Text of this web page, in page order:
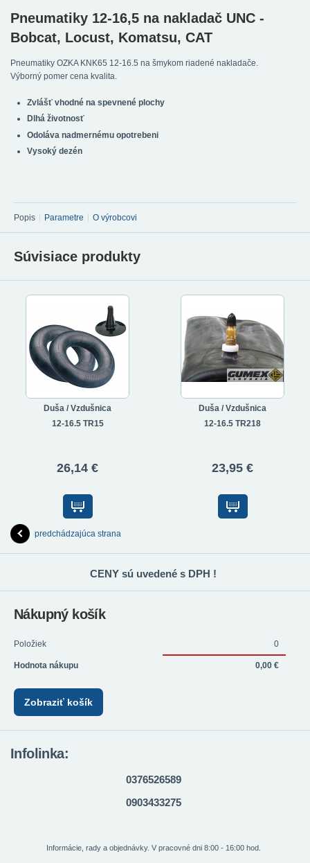
Pneumatiky 12-16,5 na nakladač UNC -
Bobcat, Locust, Komatsu, CAT
Pneumatiky OZKA KNK65 12-16.5 na šmykom riadené nakladače.
Výborný pomer cena kvalita.
Zvlášť vhodné na spevnené plochy
Dlhá životnosť
Odoláva nadmernému opotrebeni
Vysoký dezén
Popis Parametre O výrobcovi
Súvisiace produkty
Duša / Vzdušnica
12-16.5 TR15
26,14 €
Duša / Vzdušnica
12-16.5 TR218
23,95 €
predchádzajúca strana
CENY sú uvedené s DPH !
Nákupný košík
Položiek 0
Hodnota nákupu 0,00 €
Zobraziť košík
Infolinka:
0376526589
0903433275
Informácie, rady a objednávky. V pracovné dni 8:00 - 16:00 hod.